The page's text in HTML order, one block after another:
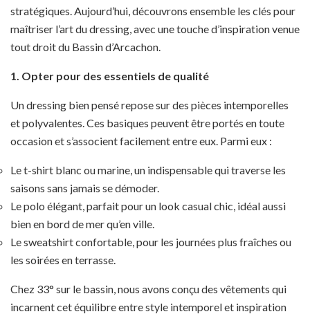
stratégiques. Aujourd’hui, découvrons ensemble les clés pour
maîtriser l’art du dressing, avec une touche d’inspiration venue
tout droit du Bassin d’Arcachon.
1. Opter pour des essentiels de qualité
Un dressing bien pensé repose sur des pièces intemporelles
et polyvalentes. Ces basiques peuvent être portés en toute
occasion et s’associent facilement entre eux. Parmi eux :
Le t-shirt blanc ou marine, un indispensable qui traverse les
saisons sans jamais se démoder.
Le polo élégant, parfait pour un look casual chic, idéal aussi
bien en bord de mer qu’en ville.
Le sweatshirt confortable, pour les journées plus fraîches ou
les soirées en terrasse.
Chez 33° sur le bassin, nous avons conçu des vêtements qui
incarnent cet équilibre entre style intemporel et inspiration